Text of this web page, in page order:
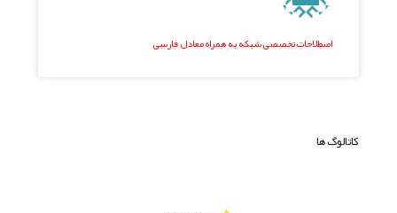
اصطلاحات تخصصی شبکه به همراه معادل فارسی
کاتالوگ ها